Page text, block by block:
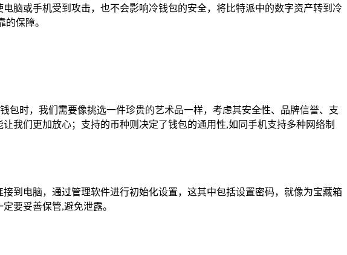
脑或手机受到攻击，也不会影响冷钱包的安全，将比特派中的数字资产转到冷
保障。
包时，我们需要像挑选一件珍贵的艺术品一样，考虑其安全性、品牌信誉、支
我们更加放心；支持的币种则决定了钱包的通用性,如同手机支持多种网络制
到电脑，通过管理软件进行初始化设置，这其中包括设置密码，就像为宝藏箱
要妥善保管,避免泄露。